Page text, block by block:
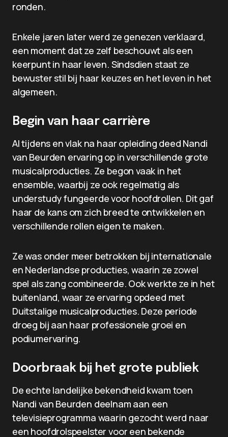
ronden.
Enkele jaren later werd ze genezen verklaard,
een moment dat ze zelf beschouwt als een
keerpunt in haar leven. Sindsdien staat ze
bewuster stil bij haar keuzes en het leven in het
algemeen.
Begin van haar carrière
Al tijdens en vlak na haar opleiding deed Nandi
van Beurden ervaring op in verschillende grote
musicalproducties. Ze begon vaak in het
ensemble, waarbij ze ook regelmatig als
understudy fungeerde voor hoofdrollen. Dit gaf
haar de kans om zich breed te ontwikkelen en
verschillende rollen eigen te maken.
Ze was onder meer betrokken bij internationale
en Nederlandse producties, waarin ze zowel
spel als zang combineerde. Ook werkte ze in het
buitenland, waar ze ervaring opdeed met
Duitstalige musicalproducties. Deze periode
droeg bij aan haar professionele groei en
podiumervaring.
Doorbraak bij het grote publiek
De echte landelijke bekendheid kwam toen
Nandi van Beurden deelnam aan een
televisieprogramma waarin gezocht werd naar
een hoofdrolspeelster voor een bekende